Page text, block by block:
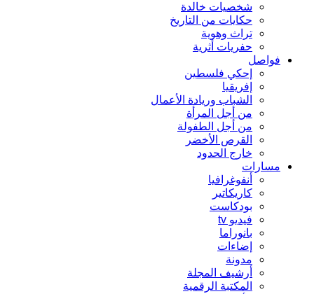
شخصيات خالدة
حكايات من التاريخ
تراث وهوية
حفريات أثرية
فواصل
إحكي فلسطين
إفريقيا
الشباب وريادة الأعمال
من أجل المرأة
من أجل الطفولة
القرص الأخضر
خارج الحدود
مسارات
أنفوغرافيا
كاريكاتير
بودكاست
فيديو tv
بانوراما
إضاءات
مدونة
أرشيف المجلة
المكتبة الرقمية